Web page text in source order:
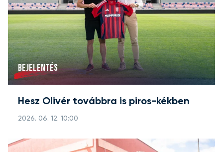
BEJELENTÉS
Hesz Olivér továbbra is piros-kékben
2026. 06. 12. 10:00